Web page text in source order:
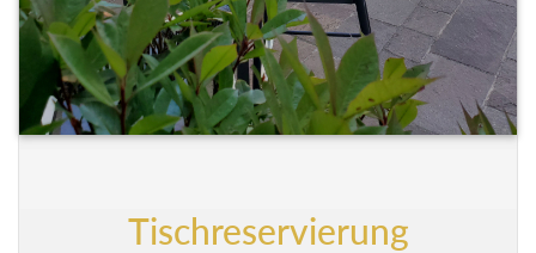
Tischreservierung